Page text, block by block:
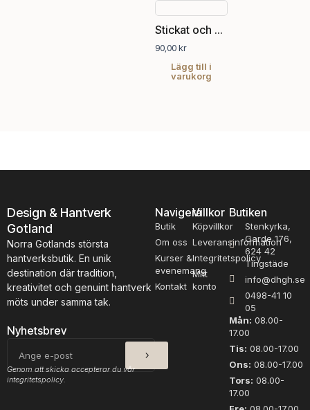
Stickat och sånt nr 6, 2023
90,00kr
Lägg till i
varukorg
Design & Hantverk
Gotland
Norra Gotlands största
hantverksbutik. En unik
destination där tradition,
kreativitet och genuint hantverk
möts under samma tak.
Nyhetsbrev
post
SKICKA
Genom att skicka accepterar du vår
integritetspolicy.
Navigera
Butik
Om oss
Kurser &
evenemang
Kontakt
Villkor
Köpvillkor
Leveransinformation
Integritetspolicy
Mitt
konto
Butiken
Stenkyrka,
Garde 176,
624 42
Tingstäde
info@dhgh.se
0498-41 10
05
Mån: 08.00-
17.00
Tis: 08.00-17.00
Ons: 08.00-17.00
Tors: 08.00-
17.00